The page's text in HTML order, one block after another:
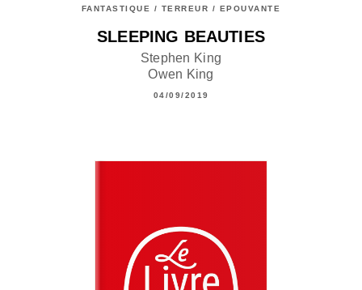
FANTASTIQUE / TERREUR / EPOUVANTE
SLEEPING BEAUTIES
Stephen King
Owen King
04/09/2019